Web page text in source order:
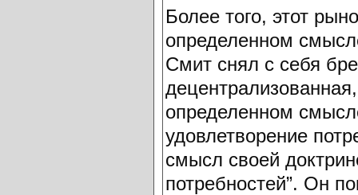
Более того, этот
определенном
Смит снял с себя
определенном
удовлетворение
смысл своей
потребностей”. Он